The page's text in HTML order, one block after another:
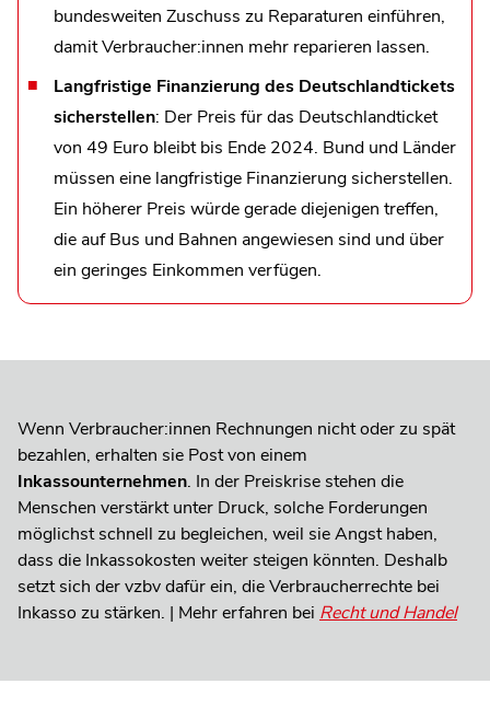
bundesweiten Zuschuss zu Reparaturen einführen,
damit Verbraucher:innen mehr reparieren lassen.
Langfristige Finanzierung des Deutschlandtickets
sicherstellen: Der Preis für das Deutschlandticket
von 49 Euro bleibt bis Ende 2024. Bund und Länder
müssen eine langfristige Finanzierung sicherstellen.
Ein höherer Preis würde gerade diejenigen treffen,
die auf Bus und Bahnen angewiesen sind und über
ein geringes Einkommen verfügen.
Wenn Verbraucher:innen Rechnungen nicht oder zu spät
bezahlen, erhalten sie Post von einem
Inkassounternehmen. In der Preiskrise stehen die
Menschen verstärkt unter Druck, solche Forderungen
möglichst schnell zu begleichen, weil sie Angst haben,
dass die Inkassokosten weiter steigen könnten. Deshalb
setzt sich der vzbv dafür ein, die Verbraucherrechte bei
Inkasso zu stärken. | Mehr erfahren bei Recht und Handel